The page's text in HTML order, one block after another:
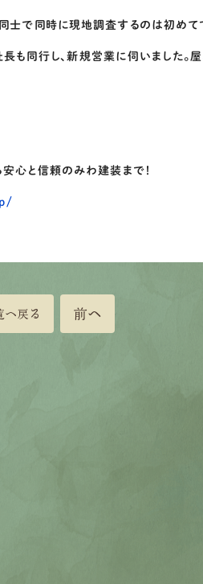
士で同時に現地調査するのは初めて
も同行し、新規営業に伺いました。
安心と信頼のみわ建装まで！
へ戻る 前へ